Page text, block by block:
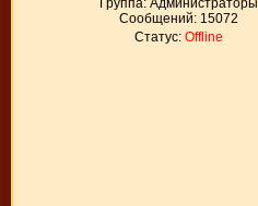
Группа: Администраторы
Сообщений: 15072
Статус: Offline